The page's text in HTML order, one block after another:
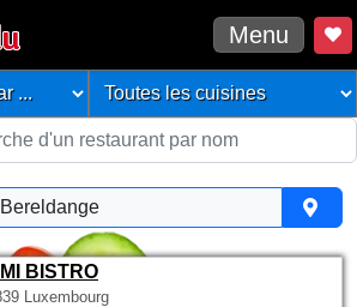
Menu
Bereldange
BISTRO
Luxembourg